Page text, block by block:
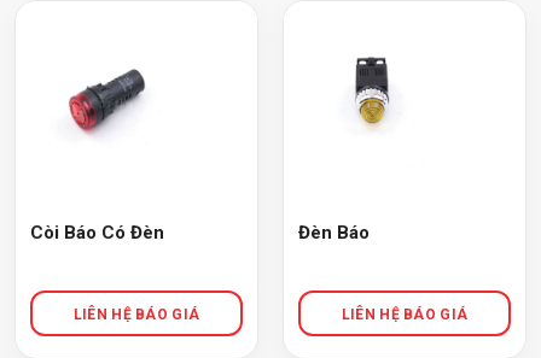
Còi Báo Có Đèn Đèn Báo